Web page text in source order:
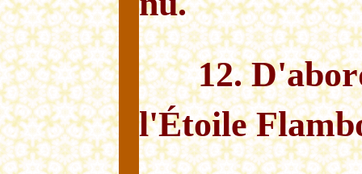
12.
l'Étoile